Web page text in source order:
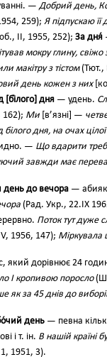
—Добрий день,
259); Я підпускаю її
II, 1955, 252); За дня́
мокру глину,
макітру з тістом(Тют.,
день кожен з них
[бі́лого] дня — удень.
162); Ми [в’язні] —
білого дня, на очах
— Що вдарити
завжди має
день до вечора —
(Рад. Укр., 22.IX
Поток тут дуже
1956, 147); Міркувала
який дорівнює 24
І кропивою поросло
як за 45 днів до
день — певна
і т. ін. В нашій країні
1951, 3).